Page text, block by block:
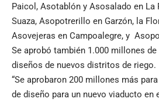
Paicol, Asotablón y Asosalado en La
Suaza, Asopotrerillo en Garzón, la
Asovejeras en Campoalegre, y
Se aprobó también 1.000 millones
diseños de nuevos distritos de riego.
“Se aprobaron 200 millones más
de diseño para un nuevo viaducto